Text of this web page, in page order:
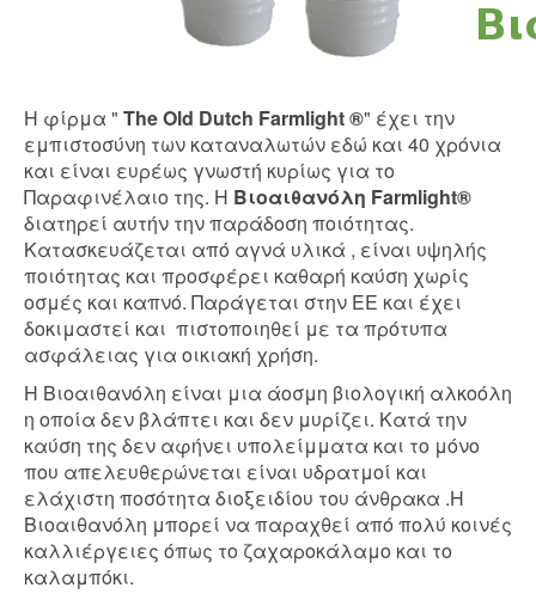
Η φίρμα " The Old Dutch Farmlight ®" έχει την
εμπιστοσύνη των καταναλωτών εδώ και 40 χρόνια
και είναι ευρέως γνωστή κυρίως για το
Παραφινέλαιο της. H Βιοαιθανόλη Farmlight®
διατηρεί αυτήν την παράδοση ποιότητας.
Κατασκευάζεται από αγνά υλικά , είναι υψηλής
ποιότητας και προσφέρει καθαρή καύση χωρίς
οσμές και καπνό. Παράγεται στην ΕΕ και έχει
δοκιμαστεί και πιστοποιηθεί με τα πρότυπα
ασφάλειας για οικιακή χρήση.
Η Βιοαιθανόλη είναι μια άοσμη βιολογική αλκοόλη
η οποία δεν βλάπτει και δεν μυρίζει. Κατά την
καύση της δεν αφήνει υπολείμματα και το μόνο
που απελευθερώνεται είναι υδρατμοί και
ελάχιστη ποσότητα διοξειδίου του άνθρακα .Η
Βιοαιθανόλη μπορεί να παραχθεί από πολύ κοινές
καλλιέργειες όπως το ζαχαροκάλαμο και το
καλαμπόκι.